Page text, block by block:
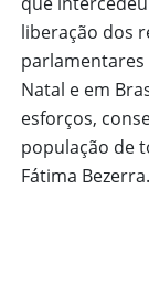
liberação dos
parlamentares
Natal e em
esforços,
população de
Fátima Bezerra.